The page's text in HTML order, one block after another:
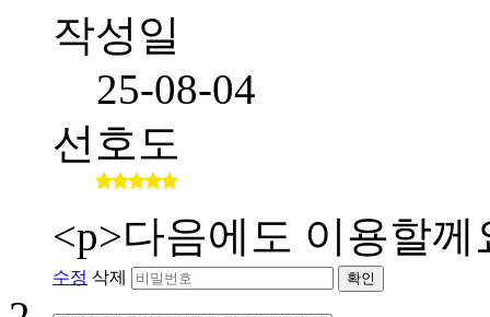
작성일
25-08-04
선호도
<p>다음에도 이용할께
수정 삭제 확인